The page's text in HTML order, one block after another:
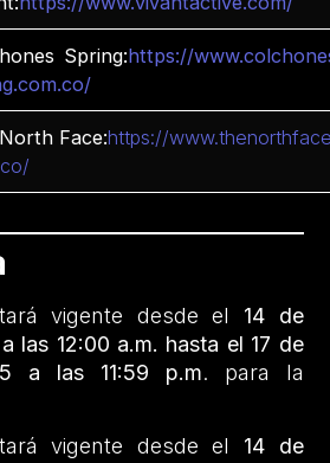
Spring:https://
Face:https://
vigente desde el
14 de
las 12:00 a.m. hasta el 17 de
a las 11:59 p.m. para la
vigente desde el
14 de